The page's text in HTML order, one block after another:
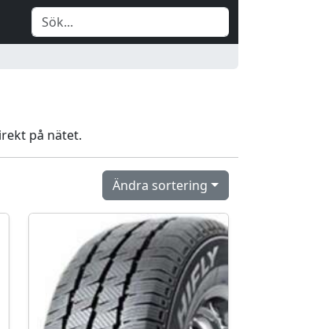
på nätet.
Ändra sortering